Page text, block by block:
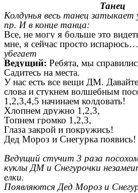
Танец
Колдунья весь танец
пр. И в конце танца:
Все, не могу я больше это
мне, я сейчас просто испарюсь…
убегает
Ведущий: Ребята, мы
Садитесь на места.
У нас есть все вещи ДМ.
слова и стукнем волшебным
1,2,3,4,5 начинаем колдовать!
Хлопнем дружно 1,2,3,
Топнем громко 1,2,3,
Глаза закрой и покружись!
Дед Мороз и Снегурка появись!
Ведущий стучит 3 раза
куклы ДМ и Снегурочки
елки.
Появляются Дед Мороз и